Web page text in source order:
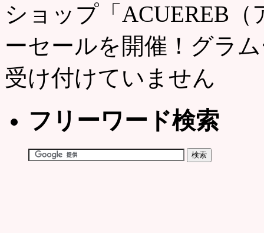
ショップ「ACUEREB
ーセールを開催！グラ
受け付けていません
フリーワード検索